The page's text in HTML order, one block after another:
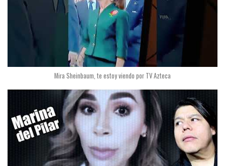
Mira Sheinbaum, te estoy viendo por TV Azteca